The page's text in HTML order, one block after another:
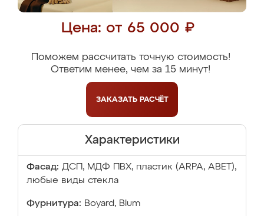
Цена: от 65 000 ₽
Поможем рассчитать точную стоимость!
Ответим менее, чем за 15 минут!
ЗАКАЗАТЬ РАСЧЁТ
Характеристики
Фасад: ДСП, МДФ ПВХ, пластик (ARPA, ABET),
любые виды стекла
Фурнитура: Boyard, Blum